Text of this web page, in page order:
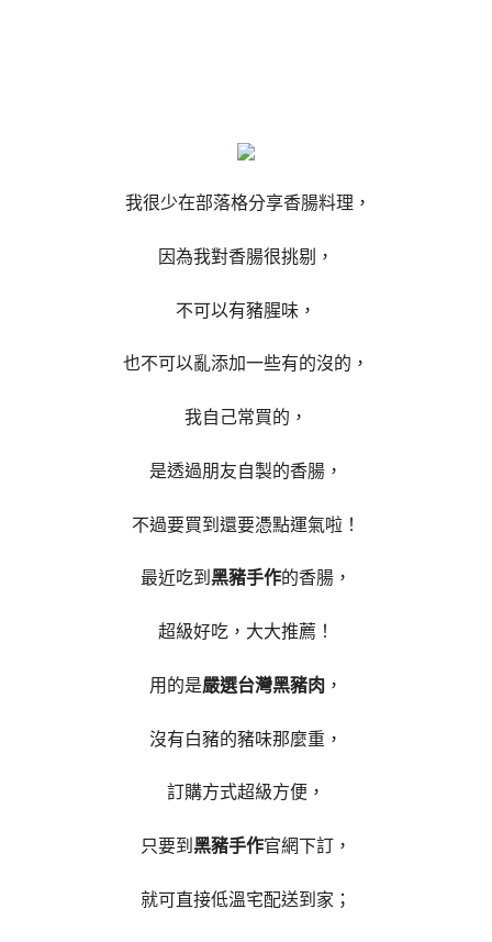
我很少在部落格分享香腸料理，
因為我對香腸很挑剔，
不可以有豬腥味，
也不可以亂添加一些有的沒的，
我自己常買的，
是透過朋友自製的香腸，
不過要買到還要憑點運氣啦！
最近吃到 黑豬手作的香腸，
超級好吃，大大推薦！
用的是嚴選台灣黑豬肉 ，
沒有白豬的豬味那麼重，
訂購方式超級方便，
只要到 黑豬手作官網下訂，
就可直接低溫宅配送到家；